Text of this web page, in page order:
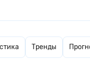
Тренды